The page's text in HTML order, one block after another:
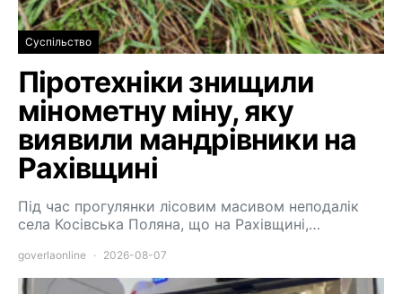
Суспільство
Піротехніки знищили
мінометну міну, яку
виявили мандрівники на
Рахівщині
Під час прогулянки лісовим масивом неподалік
села Косівська Поляна, що на Рахівщині,…
goverlaonline 2026-08-07